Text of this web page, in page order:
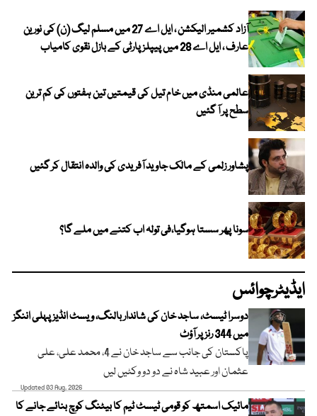
آزاد کشمیر الیکشن ، ایل اے 27 میں مسلم لیگ (ن) کی نورین
عارف ، ایل اے 28 میں پیپلز پارٹی کے بازل نقوی کامیاب
عالمی منڈی میں خام تیل کی قیمتیں تین ہفتوں کی کم ترین
سطح پر آ گئیں
پشاور زلمی کے مالک جاوید آفریدی کی والدہ انتقال کر گئیں
سونا پھر سستا ہوگیا،فی تولہ اب کتنے میں ملے گا؟
ایڈیٹرچوائس
دوسرا ٹیسٹ، ساجد خان کی شاندار بالنگ، ویسٹ انڈیز پہلی اننگز
میں 344 رنز پر آؤٹ
پاکستان کی جانب سے ساجد خان نے 4، محمد علی، علی
عثمان اور عبید شاہ نے دو دو وکٹیں لیں
Updated 03 Aug, 2026
مائیک اسمتھ کو قومی ٹیسٹ ٹیم کا بیٹنگ کوچ بنائے جانے کا